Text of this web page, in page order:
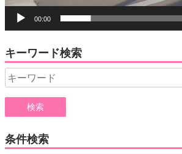
00:00
キーワード検索
Search
for:
条件検索